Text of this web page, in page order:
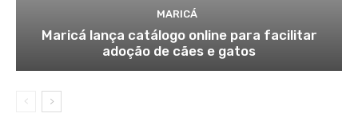
MARICÁ
Maricá lança catálogo online para facilitar
adoção de cães e gatos